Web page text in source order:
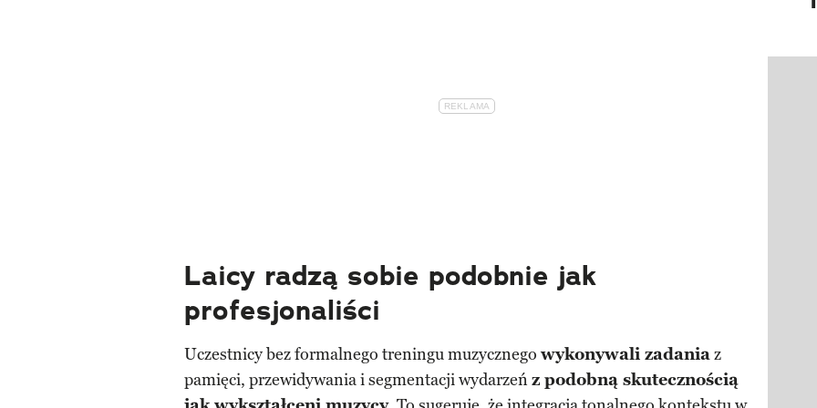
Laicy radzą sobie podobnie jak
profesjonaliści
Uczestnicy bez formalnego treningu muzycznego wykonywali zadaniaz
pamięci, przewidywania i segmentacji wydarzeńz podobną skutecznością